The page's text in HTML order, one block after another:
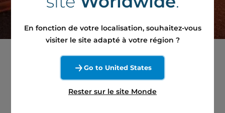
Nos sites et projets au
En fonction de votre localisation, souhaitez-vous
visiter le site adapté à votre région ?
Go to United States
Rester sur le site Monde